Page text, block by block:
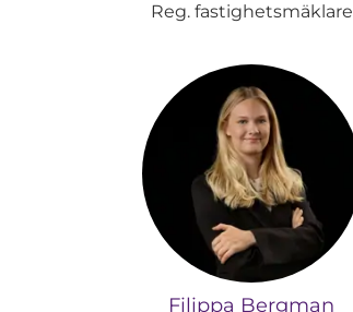
Reg. fastighetsmäklare
Filippa Bergman